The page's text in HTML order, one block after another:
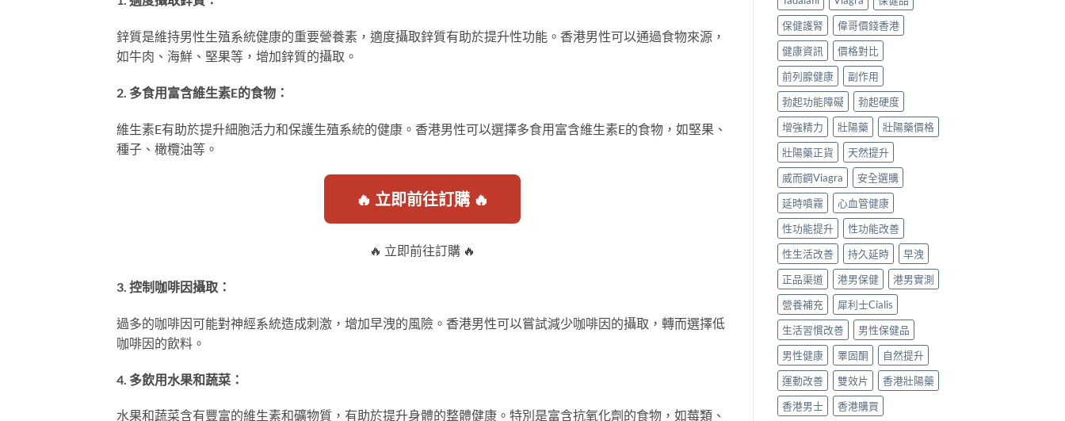
鋅質是維持男性生殖系統健康的重要營養素，適度攝取鋅質有助於提升性功能。香港男性可以通過食物來源，
如牛肉、海鮮、堅果等，增加鋅質的攝取。
2. 多食用富含維生素E的食物：
維生素E有助於提升細胞活力和保護生殖系統的健康。香港男性可以選擇多食用富含維生素E的食物，如堅果、
種子、橄欖油等。
🔥 立即前往訂購 🔥
🔥 立即前往訂購 🔥
3. 控制咖啡因攝取：
過多的咖啡因可能對神經系統造成刺激，增加早洩的風險。香港男性可以嘗試減少咖啡因的攝取，轉而選擇低
咖啡因的飲料。
4. 多飲用水果和蔬菜：
水果和蔬菜含有豐富的維生素和礦物質，有助於提升身體的整體健康。特別是富含抗氧化劑的食物，如莓類、
保健護腎
偉哥價錢香港
健康資訊
價格對比
前列腺健康
副作用
勃起功能障礙
勃起硬度
增強精力
壯陽藥
壯陽藥價格
壯陽藥正貨
天然提升
威而鋼Viagra
安全選購
延時噴霧
心血管健康
性功能提升
性功能改善
性生活改善
持久延時
早洩
正品渠道
港男保健
港男實測
營養補充
犀利士Cialis
生活習慣改善
男性保健品
男性健康
睪固酮
自然提升
運動改善
雙效片
香港壯陽藥
香港男士
香港購買